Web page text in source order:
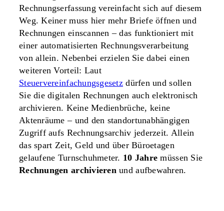
Rechnungserfassung vereinfacht sich auf diesem
Weg. Keiner muss hier mehr Briefe öffnen und
Rechnungen einscannen – das funktioniert mit
einer automatisierten Rechnungsverarbeitung
von allein. Nebenbei erzielen Sie dabei einen
weiteren Vorteil: Laut
Steuervereinfachungsgesetz dürfen und sollen
Sie die digitalen Rechnungen auch elektronisch
archivieren. Keine Medienbrüche, keine
Aktenräume – und den standortunabhängigen
Zugriff aufs Rechnungsarchiv jederzeit. Allein
das spart Zeit, Geld und über Büroetagen
gelaufene Turnschuhmeter. 10 Jahre müssen Sie
Rechnungen archivierenund aufbewahren.